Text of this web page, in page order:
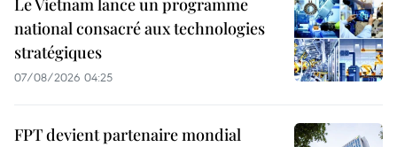
Le Vietnam lance un programme
national consacré aux technologies
stratégiques
07/08/2026 04:25
FPT devient partenaire mondial